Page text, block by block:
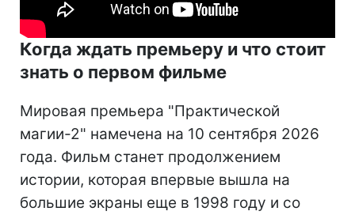
Когда ждать премьеру и что стоит
знать о первом фильме
Мировая премьера "Практической
магии-2" намечена на 10 сентября 2026
года. Фильм станет продолжением
истории, которая впервые вышла на
большие экраны еще в 1998 году и со